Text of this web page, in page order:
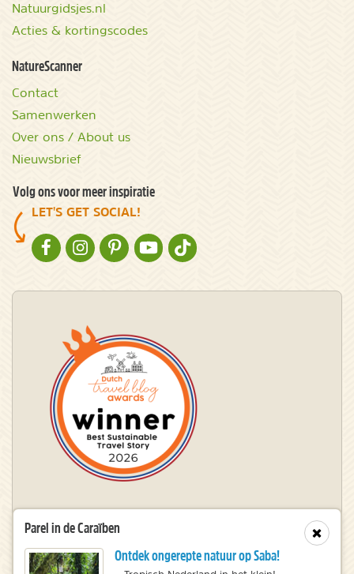
Natuurgidsjes.nl
Acties & kortingscodes
NatureScanner
Contact
Samenwerken
Over ons / About us
Nieuwsbrief
Volg ons voor meer inspiratie
LET'S GET SOCIAL!
NATURESCANNER OP FACEBOOK
NATURESCANNER OP INSTAGRAM
NATURESCANNER OP PINTEREST
NATURESCANNER OP YOUTUBE
NATURESCANNER OP TIKTOK
Sluit
Parel in de Caraïben
Ontdek ongerepte natuur op Saba!